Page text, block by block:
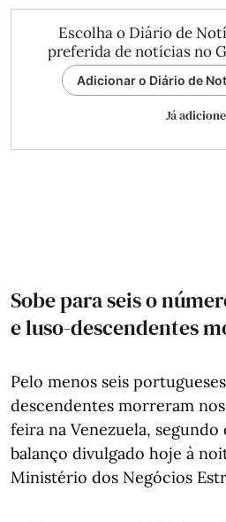
Escolha o Diário de
preferida de notícias no
Adicionar o Diário de
Já
Sobe para seis o
e luso-descendentes
Pelo menos seis
descendentes morreram
feira na Venezuela,
balanço divulgado hoje à
Ministério dos Negócios